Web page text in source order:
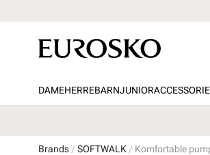
DAMEHERREBARNJUNIOR
Brands SOFTWALK Komfortable